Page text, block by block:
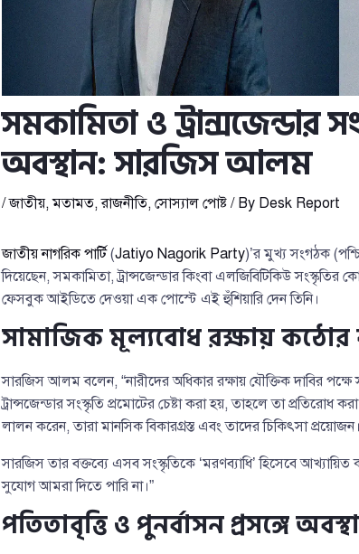
সমকামিতা ও ট্রান্সজেন্ডার
অবস্থান: সারজিস আলম
/জাতীয়,মতামত,রাজনীতি, সোস্যাল পোষ্ট/ By Desk Report
জাতীয় নাগরিক পার্টি(Jatiyo Nagorik Party)’র মুখ্য সংগঠক
দিয়েছেন, সমকামিতা, ট্রান্সজেন্ডার কিংবা এলজিবিটিকিউ সংস্কৃতির
ফেসবুক আইডিতে দেওয়া এক পোস্টে এই হুঁশিয়ারি দেন তিনি।
সামাজিক মূল্যবোধ রক্ষায় কঠোর
সারজিস আলম বলেন, “নারীদের অধিকার রক্ষায় যৌক্তিক দাবির
ট্রান্সজেন্ডার সংস্কৃতি প্রমোটের চেষ্টা করা হয়, তাহলে তা প্রতিরোধ
লালন করেন, তারা মানসিক বিকারগ্রস্ত এবং তাদের চিকিৎসা প্রয়োজন।
সারজিস তার বক্তব্যে এসব সংস্কৃতিকে ‘মরণব্যাধি’ হিসেবে
সুযোগ আমরা দিতে পারি না।”
পতিতাবৃত্তি ও পুনর্বাসন প্রসঙ্গে